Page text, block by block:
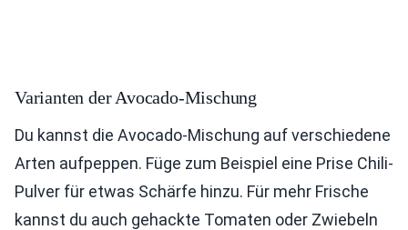
Varianten der Avocado-Mischung
Du kannst die Avocado-Mischung auf verschiedene
Arten aufpeppen. Füge zum Beispiel eine Prise Chili-
Pulver für etwas Schärfe hinzu. Für mehr Frische
kannst du auch gehackte Tomaten oder Zwiebeln